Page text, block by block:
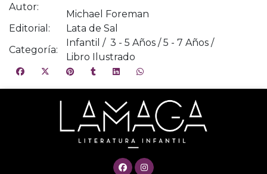
Autor:
Michael Foreman
Editorial:
Lata de Sal
Categoría:
Infantil / 3 - 5 Años / 5 - 7 Años /
Libro Ilustrado